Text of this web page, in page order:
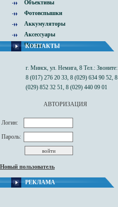
Объективы
Фотовспышки
Аккумуляторы
Аксессуары
Чехлы
КОНТАКТЫ
г. Минск, ул. Немига, 8 Тел.: Звоните:
8 (017) 276 20 33, 8 (029) 634 90 52, 8
(029) 852 32 51, 8 (029) 440 09 01
АВТОРИЗАЦИЯ
Логин:
Пароль:
Новый пользователь
РЕКЛАМА